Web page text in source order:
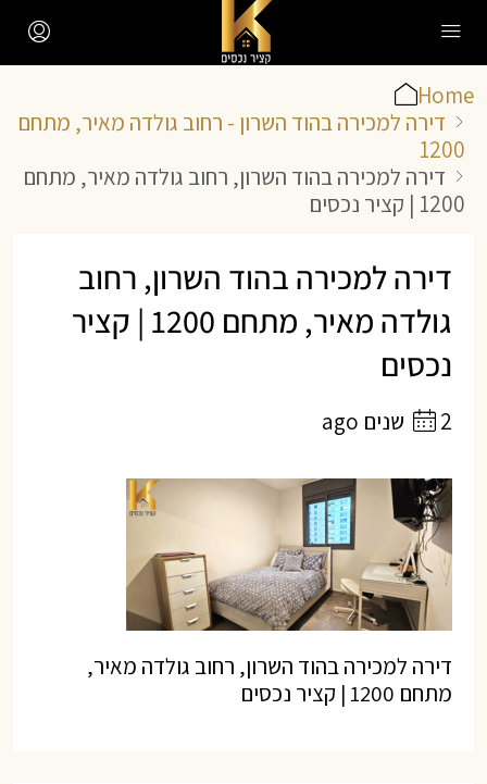
Home
דירה למכירה בהוד השרון - רחוב גולדה מאיר, מתחם
1200
דירה למכירה בהוד השרון, רחוב גולדה מאיר, מתחם
1200 | קציר נכסים
דירה למכירה בהוד השרון, רחוב
גולדה מאיר, מתחם 1200 | קציר
נכסים
2 שנים ago
דירה למכירה בהוד השרון, רחוב גולדה מאיר,
מתחם 1200 | קציר נכסים